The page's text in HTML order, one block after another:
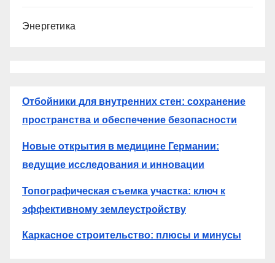
Энергетика
Отбойники для внутренних стен: сохранение
пространства и обеспечение безопасности
Новые открытия в медицине Германии:
ведущие исследования и инновации
Топографическая съемка участка: ключ к
эффективному землеустройству
Каркасное строительство: плюсы и минусы